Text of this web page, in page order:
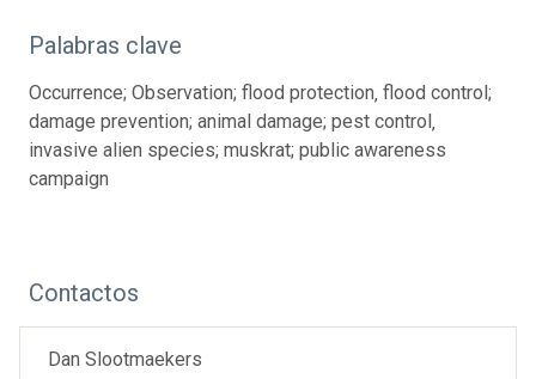
Palabras clave
Occurrence; Observation; flood protection‚ flood control;
damage prevention; animal damage; pest control‚
invasive alien species; muskrat; public awareness
campaign
Contactos
Dan Slootmaekers